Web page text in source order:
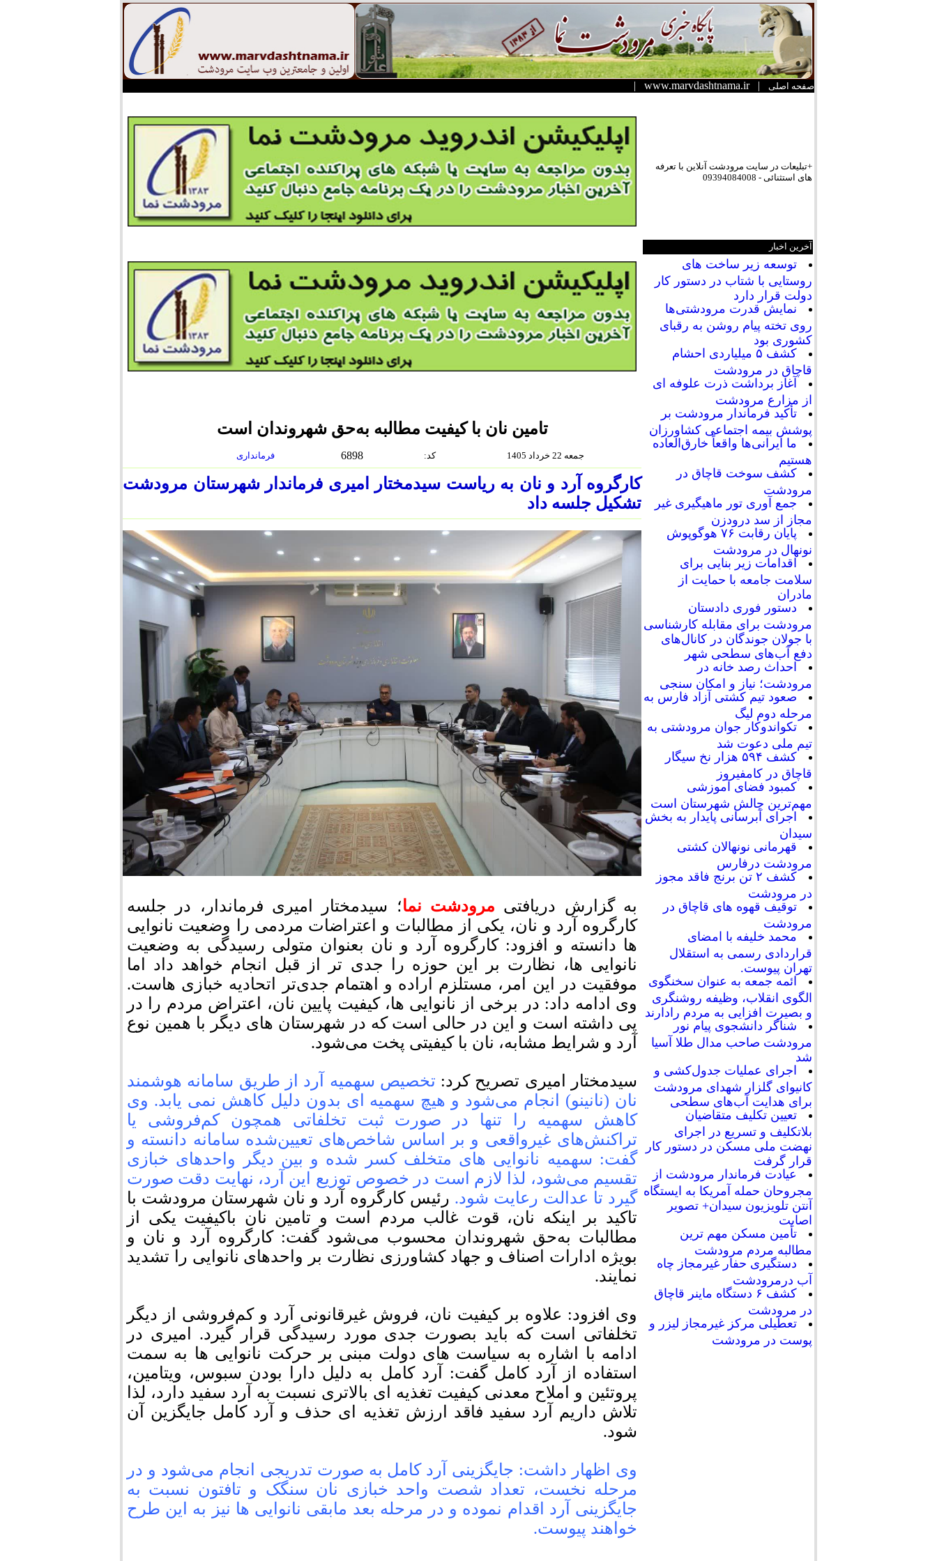
صفحه اصلی |
www.marvdashtnama.ir
|
+تبلیعات در سایت مرودشت آنلاین با تعرفه
های استثنائی - 09394084008
آخرین اخبار
توسعه زیر ساخت های
روستایی با شتاب در دستور کار
دولت قرار دارد
نمایش قدرت مرودشتی‌ها
روی تخته پیام روشن به رقبای
کشوری بود
کشف ۵ میلیاردی احشام
قاچاق در مرودشت
آغاز برداشت ذرت علوفه ای
از مزارع مرودشت
تأکید فرماندار مرودشت بر
پوشش بیمه اجتماعی کشاورزان
ما ایرانی‌ها واقعاً خارق‌العاده
هستیم
کشف سوخت قاچاق در
مرودشت
جمع آوری تور ماهیگیری غیر
مجاز از سد درودزن
پایان رقابت‌ ۷۶ هوگوپوش
نونهال در مرودشت
اقدامات زیر بنایی برای
سلامت جامعه با حمایت از
مادران
دستور فوری دادستان
مرودشت برای مقابله کارشناسی
با جولان جوندگان در کانال‌های
دفع آب‌های سطحی شهر
احداث رصد خانه در
مرودشت؛ نیاز و امکان سنجی
صعود تیم کشتی آزاد فارس به
مرحله دوم لیگ
تکواندوکار جوان مرودشتی به
تیم ملی دعوت شد
کشف ۵۹۴ هزار نخ سیگار
قاچاق در کامفیروز
کمبود فضای آموزشی
مهم‌ترین چالش شهرستان است
اجرای آبرسانی پایدار به بخش
سیدان
قهرمانی نونهالان کشتی
مرودشت درفارس
کشف ۲ تن برنج فاقد مجوز
در مرودشت
توقیف قهوه های قاچاق در
مرودشت
محمد خلیفه با امضای
قراردادی رسمی به استقلال
تهران پیوست.
ائمه جمعه به عنوان سخنگوی
الگوی انقلاب، وظیفه روشنگری
و بصیرت افزایی به مردم رادارند
شناگر دانشجوی پیام نور
مرودشت صاحب مدال طلا آسیا
شد
اجرای عملیات جدول‌کشی و
کانیوای گلزار شهدای مرودشت
برای هدایت آب‌های سطحی
تعیین تکلیف متقاضیان
بلاتکلیف و تسریع در اجرای
نهضت ملی مسکن در دستور کار
قرار گرفت
عیادت فرماندار مرودشت از
مجروحان حمله آمریکا به ایستگاه
آنتن تلویزیون سیدان+ تصویر
اصابت
تأمین مسکن مهم ترین
مطالبه مردم مرودشت
دستگیری حفار غیرمجاز چاه
آب درمرودشت
کشف ۶ دستگاه ماینر قاچاق
در مرودشت
تعطیلی مرکز غیرمجاز لیزر و
پوست در مرودشت
تامین نان با کیفیت مطالبه به‌حق شهروندان است
6898 :كد جمعه 22 خرداد 1405
کارگروه آرد و نان به ریاست سیدمختار امیری فرماندار شهرستان مرودشت
تشکیل جلسه داد
به گزارش دریافتی مرودشت نما؛ سیدمختار امیری فرماندار، در جلسه
کارگروه آرد و نان، یکی از مطالبات و اعتراضات مردمی را وضعیت نانوایی
ها دانسته و افزود: کارگروه آرد و نان بعنوان متولی رسیدگی به وضعیت
نانوایی ها، نظارت بر این حوزه را جدی تر از قبل انجام خواهد داد اما
موفقیت در این امر، مستلزم اراده و اهتمام جدی‌تر اتحادیه خبازی هاست.
وی ادامه داد: در برخی از نانوایی ها، کیفیت پایین نان، اعتراض مردم را در
پی داشته است و این در حالی است که در شهرستان های دیگر با همین نوع
آرد و شرایط مشابه، نان با کیفیتی پخت می‌شود.
سیدمختار امیری تصریح کرد: تخصیص سهمیه آرد از طریق سامانه هوشمند
نان (نانینو) انجام می‌شود و هیچ سهمیه ای بدون دلیل کاهش نمی یابد. وی
کاهش سهمیه را تنها در صورت ثبت تخلفاتی همچون کم‌فروشی یا
تراکنش‌های غیرواقعی و بر اساس شاخص‌های تعیین‌شده سامانه دانسته و
گفت: سهمیه نانوایی های متخلف کسر شده و بین دیگر واحدهای خبازی
تقسیم می‌شود، لذا لازم است در خصوص توزیع این آرد، نهایت دقت صورت
گیرد تا عدالت رعایت شود. رئيس کارگروه آرد و نان شهرستان مرودشت با
تاکید بر اینکه نان، قوت غالب مردم است و تامین نان باکیفیت یکی از
مطالبات به‌حق شهروندان محسوب می‌شود گفت: کارگروه آرد و نان و
بویژه ادارات اصناف و جهاد کشاورزی نظارت بر واحدهای نانوایی را تشدید
نمایند.
وی افزود: علاوه بر کیفیت نان، فروش غیرقانونی آرد و کم‌فروشی از دیگر
تخلفاتی است که باید بصورت جدی مورد رسیدگی قرار گیرد. امیری در
ادامه با اشاره‌ به سیاست های دولت مبنی بر حرکت نانوایی ها به سمت
استفاده از آرد کامل گفت: آرد کامل به دلیل دارا بودن سبوس، ویتامین،
پروتئین و املاح معدنی کیفیت تغذیه ای بالاتری نسبت به آرد سفید دارد، لذا
تلاش داریم آرد سفید فاقد ارزش تغذیه ای حذف و آرد کامل جایگزین آن
شود.
وی اظهار داشت: جایگزینی آرد کامل به صورت تدریجی انجام می‌شود و در
مرحله نخست، تعداد شصت واحد خبازی نان سنگک و تافتون نسبت به
جایگزینی آرد اقدام نموده و در مرحله بعد مابقی نانوایی ها نیز به این طرح
خواهند پیوست.